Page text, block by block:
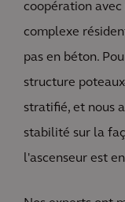
coopération avec
complexe
pas en béton.
structure
stratifié, et nous
stabilité sur la
l'ascenseur est